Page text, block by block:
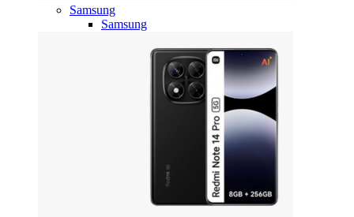
Samsung
Samsung